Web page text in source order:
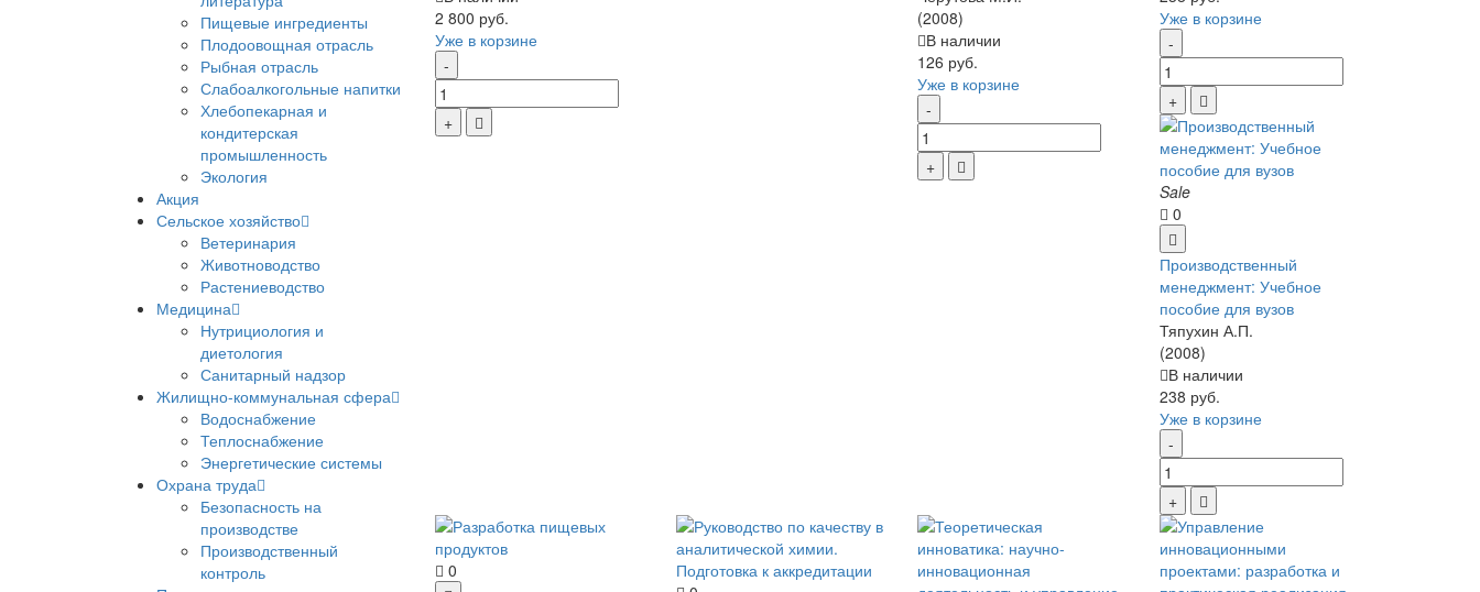
Пищевые ингредиенты
Плодоовощная отрасль
Рыбная отрасль
Слабоалкогольные напитки
Хлебопекарная и
кондитерская
промышленность
Экология
Акция
Сельское хозяйство
Ветеринария
Животноводство
Растениеводство
Медицина
Нутрициология и
диетология
Санитарный надзор
Жилищно-коммунальная сфера
Водоснабжение
Теплоснабжение
Энергетические системы
Охрана труда
Безопасность на
производстве
Производственный
контроль
2 800 руб.
Уже в корзине
(2008)
В наличии
126 руб.
Уже в корзине
Уже в корзине
Sale
0
Производственный
менеджмент: Учебное
пособие для вузов
Тяпухин А.П.
(2008)
В наличии
238 руб.
Уже в корзине
0